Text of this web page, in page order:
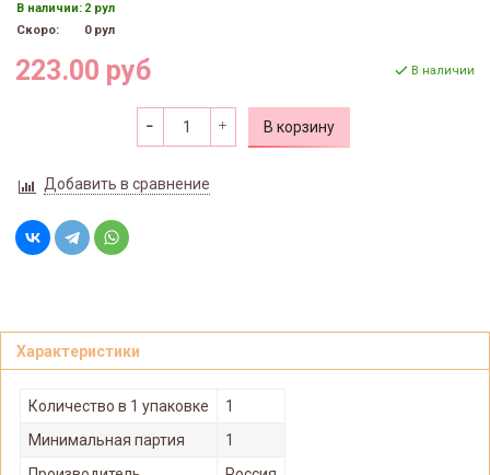
В наличии: 2 рул
Скоро:
0 рул
223.00 руб В наличии
В корзину
Добавить в сравнение
Характеристики
Количество в 1 упаковке
1
Минимальная партия
1